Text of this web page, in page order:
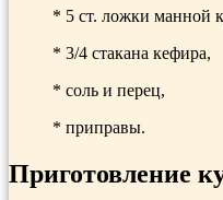
* 5 ст. ложки манной
* 3/4 стакана кефира,
* соль и перец,
* приправы.
Приготовление